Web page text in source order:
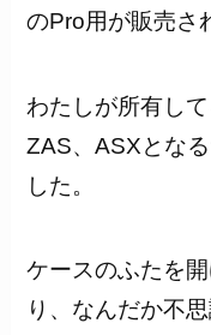
のPro用が販売さ
わたしが所有し
ZAS、ASXとな
した。
ケースのふたを
り、なんだか不